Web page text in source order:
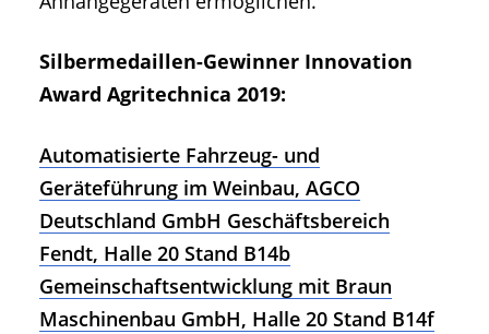
Silbermedaillen-Gewinner Innovation
Award Agritechnica 2019:
Automatisierte Fahrzeug- und
Geräteführung im Weinbau, AGCO
Deutschland GmbH Geschäftsbereich
Fendt, Halle 20 Stand B14b
Gemeinschaftsentwicklung mit Braun
Maschinenbau GmbH, Halle 20 Stand B14f